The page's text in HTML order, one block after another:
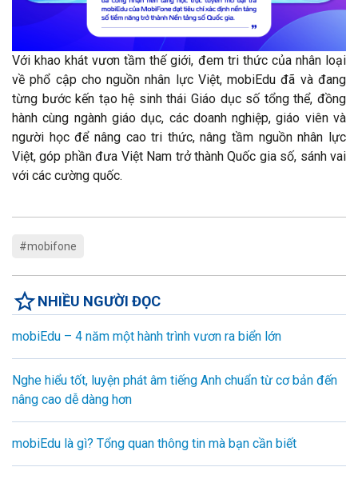
Với khao khát vươn tầm thế giới, đem tri thức của nhân loại
về phổ cập cho nguồn nhân lực Việt, mobiEdu đã và đang
từng bước kến tạo hệ sinh thái Giáo dục số tổng thể, đồng
hành cùng ngành giáo dục, các doanh nghiệp, giáo viên và
người học để nâng cao tri thức, nâng tầm nguồn nhân lực
Việt, góp phần đưa Việt Nam trở thành Quốc gia số, sánh vai
với các cường quốc.
#mobifone
NHIỀU NGƯỜI ĐỌC
mobiEdu – 4 năm một hành trình vươn ra biển lớn
Nghe hiểu tốt, luyện phát âm tiếng Anh chuẩn từ cơ bản đến
nâng cao dễ dàng hơn
mobiEdu là gì? Tổng quan thông tin mà bạn cần biết